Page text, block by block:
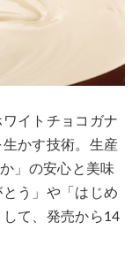
イトチョコガナ
かす技術。生産
」の安心と美味
う」や「はじめ
て、発売から14